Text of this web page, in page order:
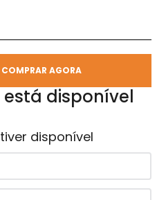
COMPRAR AGORA
disponível
disponível